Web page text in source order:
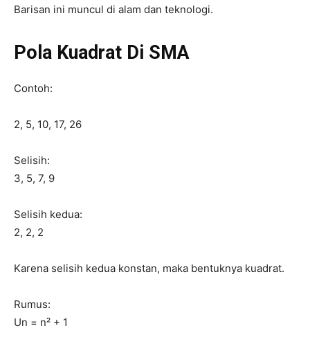
Barisan ini muncul di alam dan teknologi.
Pola Kuadrat Di SMA
Contoh:
2, 5, 10, 17, 26
Selisih:
3, 5, 7, 9
Selisih kedua:
2, 2, 2
Karena selisih kedua konstan, maka bentuknya kuadrat.
Rumus:
Un = n² + 1